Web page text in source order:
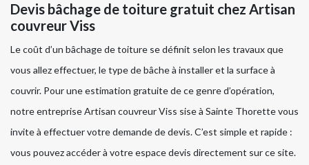
Devis bâchage de toiture gratuit chez Artisan
couvreur Viss
Le coût d’un bâchage de toiture se définit selon les travaux que
vous allez effectuer, le type de bâche à installer et la surface à
couvrir. Pour une estimation gratuite de ce genre d’opération,
notre entreprise Artisan couvreur Viss sise à Sainte Thorette vous
invite à effectuer votre demande de devis. C’est simple et rapide :
vous pouvez accéder à votre espace devis directement sur ce site.